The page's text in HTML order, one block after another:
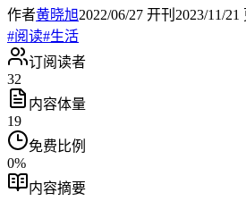
作者黄晓旭2022/06/27 开刊 2023/11/21
#阅读#生活
订阅读者
32
内容体量
19
免费比例
0%
内容摘要